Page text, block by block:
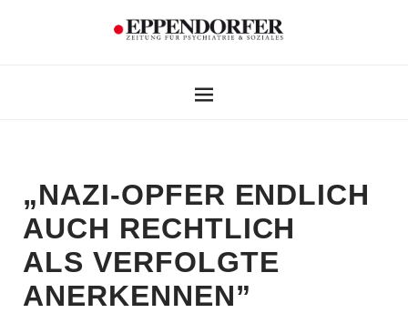
„NAZI-OPFER ENDLICH
AUCH RECHTLICH
ALS VERFOLGTE
ANERKENNEN”